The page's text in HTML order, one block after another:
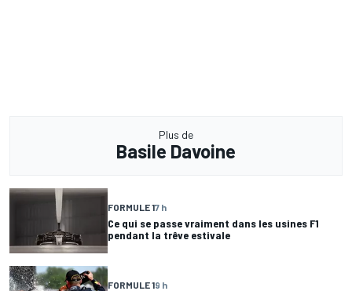
Plus de
Basile Davoine
FORMULE 17 h
Ce qui se passe vraiment dans les usines F1
pendant la trêve estivale
FORMULE 19 h